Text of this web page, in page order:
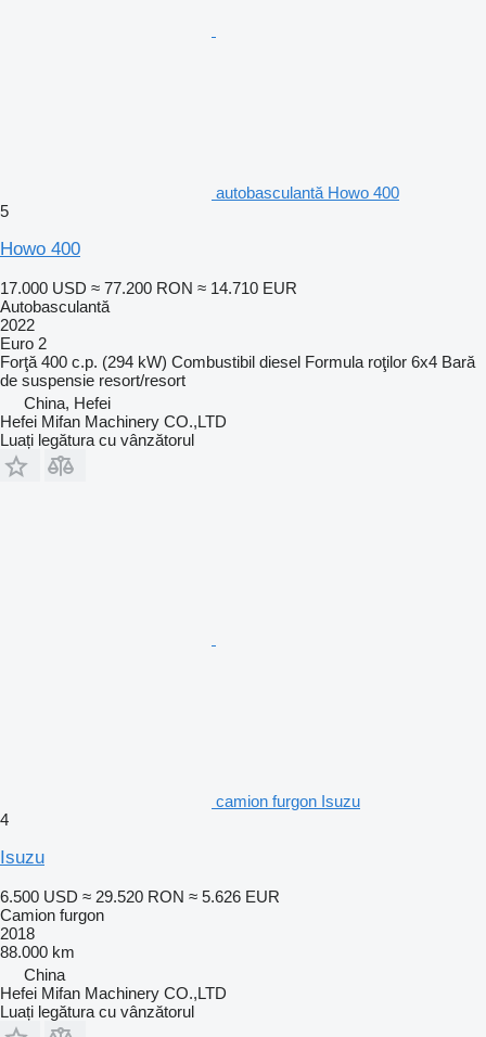
autobasculantă Howo 400
5
Howo 400
17.000 USD ≈ 77.200 RON ≈ 14.710 EUR
Autobasculantă
2022
Euro 2
Forţă 400 c.p. (294 kW) Combustibil diesel Formula roţilor 6x4 Bară
de suspensie resort/resort
China, Hefei
Hefei Mifan Machinery CO.,LTD
Luați legătura cu vânzătorul
camion furgon Isuzu
4
Isuzu
6.500 USD ≈ 29.520 RON ≈ 5.626 EUR
Camion furgon
2018
88.000 km
China
Hefei Mifan Machinery CO.,LTD
Luați legătura cu vânzătorul